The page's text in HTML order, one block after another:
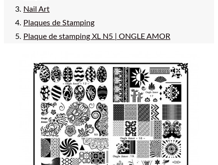
Nail Art
Plaques de Stamping
Plaque de stamping XL N5 | ONGLE AMOR